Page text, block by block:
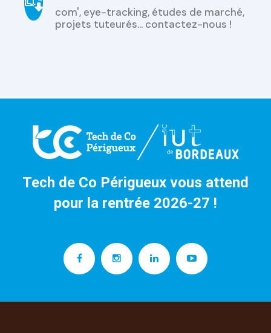
com', eye-tracking, études de marché,
projets tuteurés... contactez-nous !
Tech de Co Périgueux vous attend
pour la rentrée 2026-27 !